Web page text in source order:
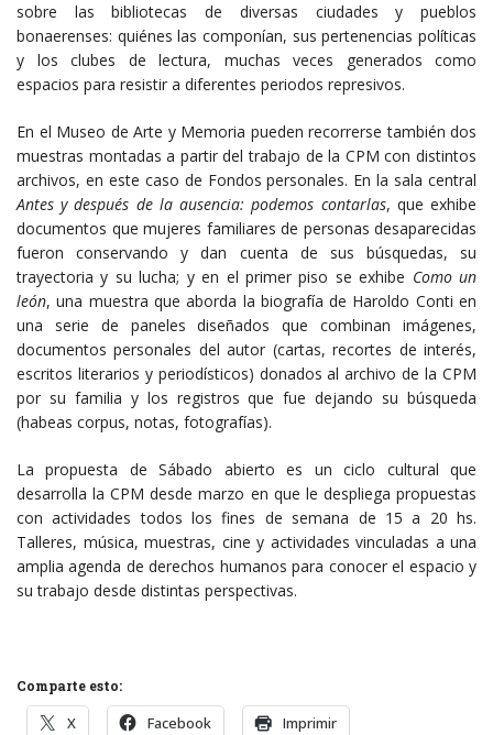
sobre las bibliotecas de diversas ciudades y pueblos
bonaerenses: quiénes las componían, sus pertenencias políticas
y los clubes de lectura, muchas veces generados como
espacios para resistir a diferentes periodos represivos.
En el Museo de Arte y Memoria pueden recorrerse también dos
muestras montadas a partir del trabajo de la CPM con distintos
archivos, en este caso de Fondos personales. En la sala central
Antes y después de la ausencia: podemos contarlas, que exhibe
documentos que mujeres familiares de personas desaparecidas
fueron conservando y dan cuenta de sus búsquedas, su
trayectoria y su lucha; y en el primer piso se exhibe Como un
león, una muestra que aborda la biografía de Haroldo Conti en
una serie de paneles diseñados que combinan imágenes,
documentos personales del autor (cartas, recortes de interés,
escritos literarios y periodísticos) donados al archivo de la CPM
por su familia y los registros que fue dejando su búsqueda
(habeas corpus, notas, fotografías).
La propuesta de Sábado abierto es un ciclo cultural que
desarrolla la CPM desde marzo en que le despliega propuestas
con actividades todos los fines de semana de 15 a 20 hs.
Talleres, música, muestras, cine y actividades vinculadas a una
amplia agenda de derechos humanos para conocer el espacio y
su trabajo desde distintas perspectivas.
Comparte esto:
X Facebook Imprimir